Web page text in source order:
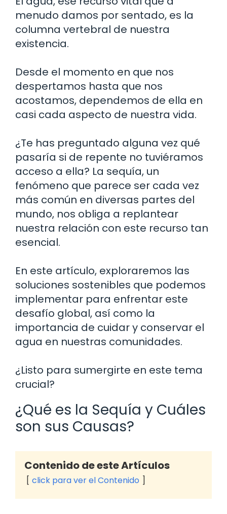
menudo damos por sentado, es la
columna vertebral de nuestra
existencia.
Desde el momento en que nos
despertamos hasta que nos
acostamos, dependemos de ella en
casi cada aspecto de nuestra vida.
¿Te has preguntado alguna vez qué
pasaría si de repente no tuviéramos
acceso a ella? La sequía, un
fenómeno que parece ser cada vez
más común en diversas partes del
mundo, nos obliga a replantear
nuestra relación con este recurso tan
esencial.
En este artículo, exploraremos las
soluciones sostenibles que podemos
implementar para enfrentar este
desafío global, así como la
importancia de cuidar y conservar el
agua en nuestras comunidades.
¿Listo para sumergirte en este tema
crucial?
¿Qué es la Sequía y Cuáles
son sus Causas?
Contenido de este Artículos
click para ver el Contenido